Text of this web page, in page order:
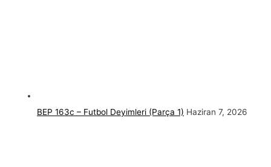
BEP 163c – Futbol Deyimleri (Parça 1) Haziran 7, 2026